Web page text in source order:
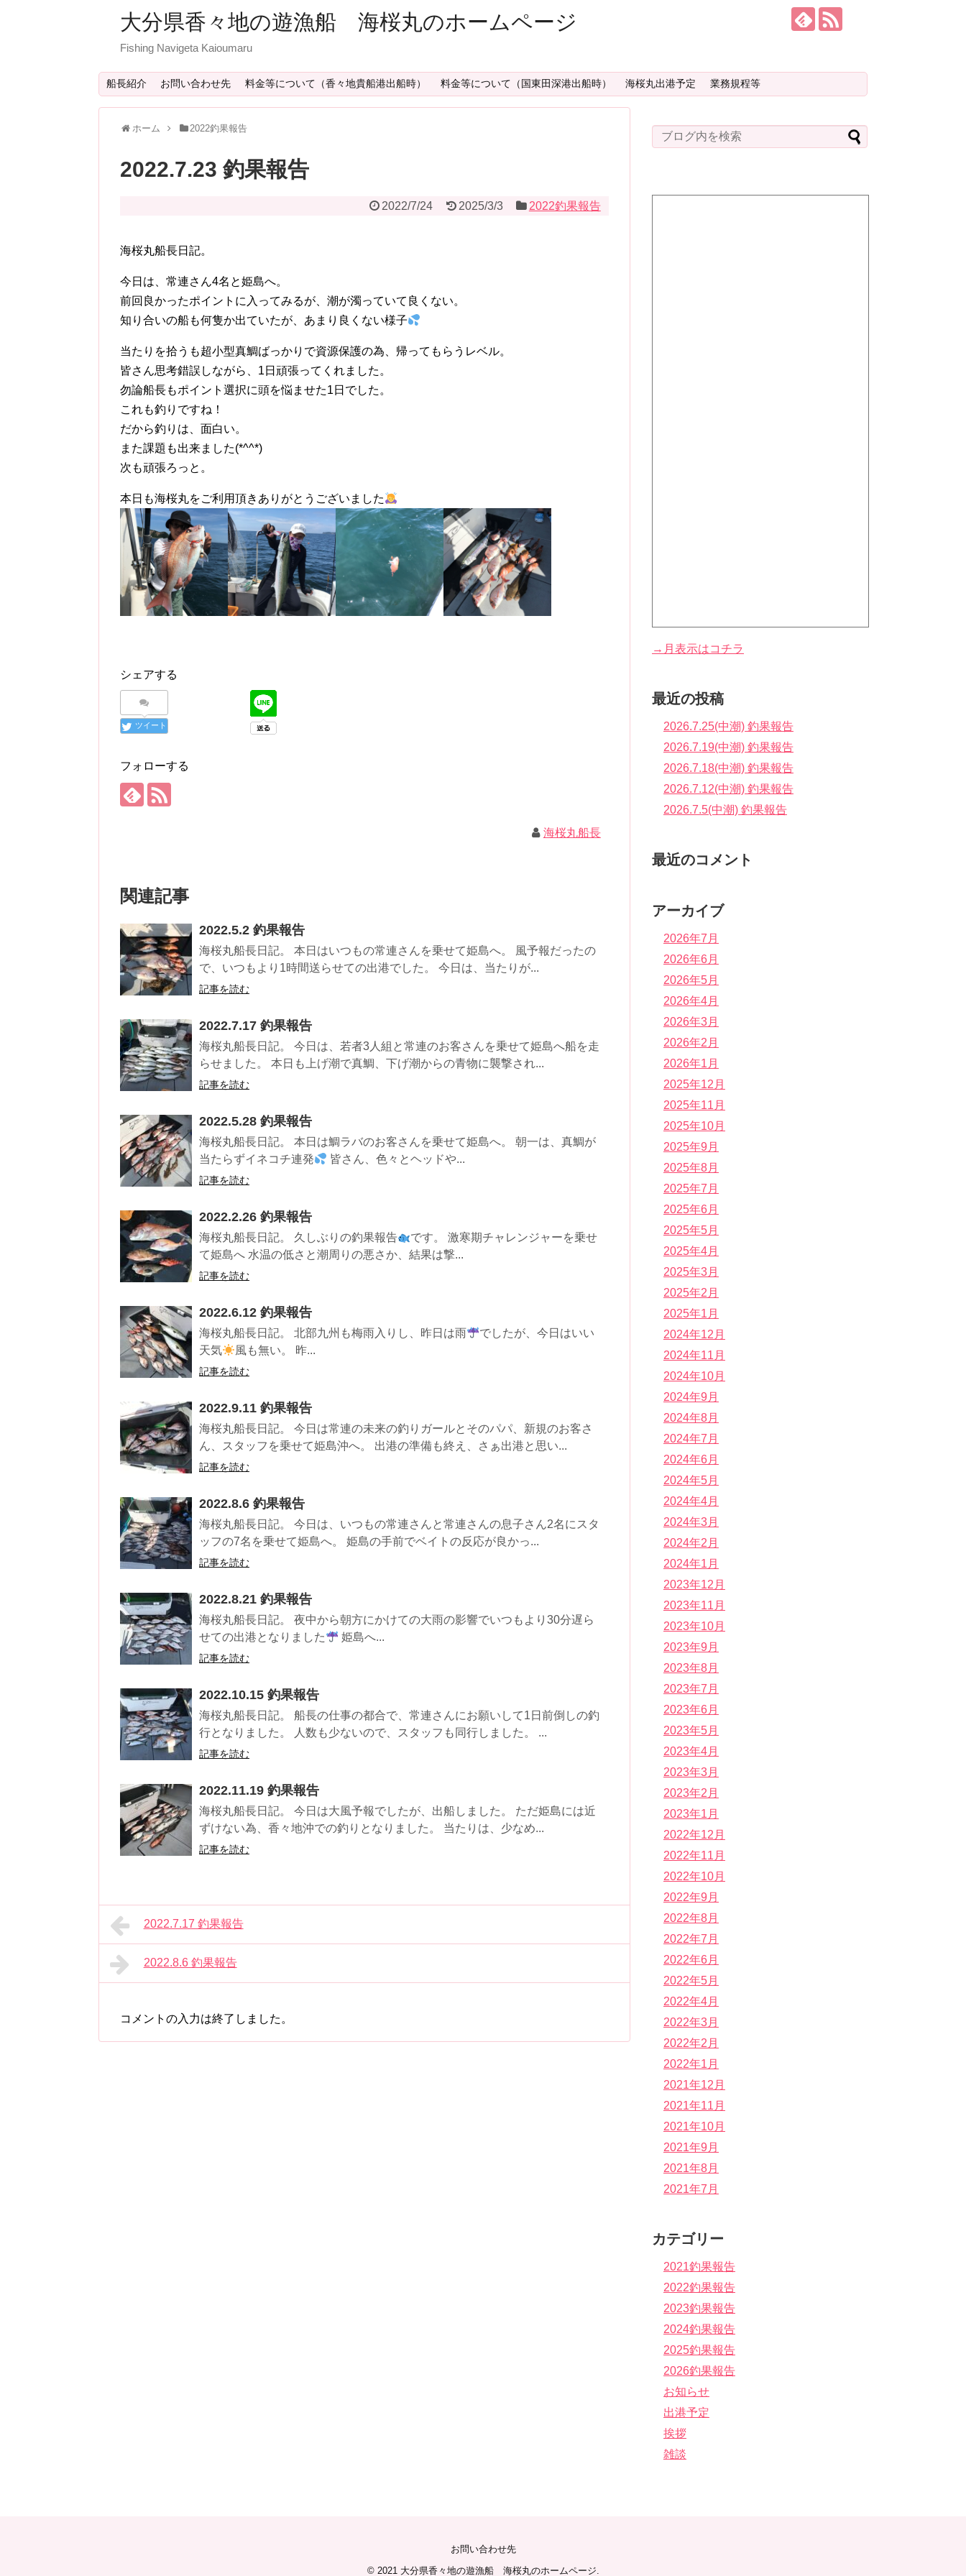
大分県香々地の遊漁船 海桜丸のホームページ
Fishing Navigeta Kaioumaru
船長紹介 お問い合わせ先 料金等について（香々地貴船港出船時） 料金等について（国東田深港出船時） 海桜丸出港予定 業務規程等
ホーム 2022釣果報告
2022.7.23 釣果報告
2022/7/24 2025/3/3 2022釣果報告
海桜丸船長日記。
今日は、常連さん4名と姫島へ。
前回良かったポイントに入ってみるが、潮が濁っていて良くない。
知り合いの船も何隻か出ていたが、あまり良くない様子
当たりを拾うも超小型真鯛ばっかりで資源保護の為、帰ってもらうレベル。
皆さん思考錯誤しながら、1日頑張ってくれました。
勿論船長もポイント選択に頭を悩ませた1日でした。
これも釣りですね！
だから釣りは、面白い。
また課題も出来ました(*^^*)
次も頑張ろっと。
本日も海桜丸をご利用頂きありがとうございました
シェアする
ツイート
フォローする
海桜丸船長
関連記事
2022.5.2 釣果報告
海桜丸船長日記。 本日はいつもの常連さんを乗せて姫島へ。 風予報だったの
で、いつもより1時間送らせての出港でした。 今日は、当たりが...
記事を読む
2022.7.17 釣果報告
海桜丸船長日記。 今日は、若者3人組と常連のお客さんを乗せて姫島へ船を走
らせました。 本日も上げ潮で真鯛、下げ潮からの青物に襲撃され...
記事を読む
2022.5.28 釣果報告
海桜丸船長日記。 本日は鯛ラバのお客さんを乗せて姫島へ。 朝一は、真鯛が
当たらずイネコチ連発
皆さん、色々とヘッドや...
記事を読む
2022.2.26 釣果報告
海桜丸船長日記。 久しぶりの釣果報告
です。 激寒期チャレンジャーを乗せ
て姫島へ 水温の低さと潮周りの悪さか、結果は撃...
記事を読む
2022.6.12 釣果報告
海桜丸船長日記。 北部九州も梅雨入りし、昨日は雨
でしたが、今日はいい
天気
風も無い。 昨...
記事を読む
2022.9.11 釣果報告
海桜丸船長日記。 今日は常連の未来の釣りガールとそのパパ、新規のお客さ
ん、スタッフを乗せて姫島沖へ。 出港の準備も終え、さぁ出港と思い...
記事を読む
2022.8.6 釣果報告
海桜丸船長日記。 今日は、いつもの常連さんと常連さんの息子さん2名にスタ
ッフの7名を乗せて姫島へ。 姫島の手前でベイトの反応が良かっ...
記事を読む
2022.8.21 釣果報告
海桜丸船長日記。 夜中から朝方にかけての大雨の影響でいつもより30分遅ら
せての出港となりました
姫島へ...
記事を読む
2022.10.15 釣果報告
海桜丸船長日記。 船長の仕事の都合で、常連さんにお願いして1日前倒しの釣
行となりました。 人数も少ないので、スタッフも同行しました。 ...
記事を読む
2022.11.19 釣果報告
海桜丸船長日記。 今日は大風予報でしたが、出船しました。 ただ姫島には近
ずけない為、香々地沖での釣りとなりました。 当たりは、少なめ...
記事を読む
2022.7.17 釣果報告
2022.8.6 釣果報告
コメントの入力は終了しました。
→月表示はコチラ
最近の投稿
2026.7.25(中潮) 釣果報告
2026.7.19(中潮) 釣果報告
2026.7.18(中潮) 釣果報告
2026.7.12(中潮) 釣果報告
2026.7.5(中潮) 釣果報告
最近のコメント
アーカイブ
2026年7月
2026年6月
2026年5月
2026年4月
2026年3月
2026年2月
2026年1月
2025年12月
2025年11月
2025年10月
2025年9月
2025年8月
2025年7月
2025年6月
2025年5月
2025年4月
2025年3月
2025年2月
2025年1月
2024年12月
2024年11月
2024年10月
2024年9月
2024年8月
2024年7月
2024年6月
2024年5月
2024年4月
2024年3月
2024年2月
2024年1月
2023年12月
2023年11月
2023年10月
2023年9月
2023年8月
2023年7月
2023年6月
2023年5月
2023年4月
2023年3月
2023年2月
2023年1月
2022年12月
2022年11月
2022年10月
2022年9月
2022年8月
2022年7月
2022年6月
2022年5月
2022年4月
2022年3月
2022年2月
2022年1月
2021年12月
2021年11月
2021年10月
2021年9月
2021年8月
2021年7月
カテゴリー
2021釣果報告
2022釣果報告
2023釣果報告
2024釣果報告
2025釣果報告
2026釣果報告
お知らせ
出港予定
挨拶
雑談
お問い合わせ先
© 2021 大分県香々地の遊漁船 海桜丸のホームページ